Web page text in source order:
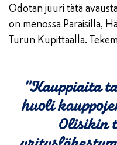
Odotan juuri tätä
on menossa Paraisilla,
Turun Kupittaalla.
”Kauppiaita
huoli
Olisikin